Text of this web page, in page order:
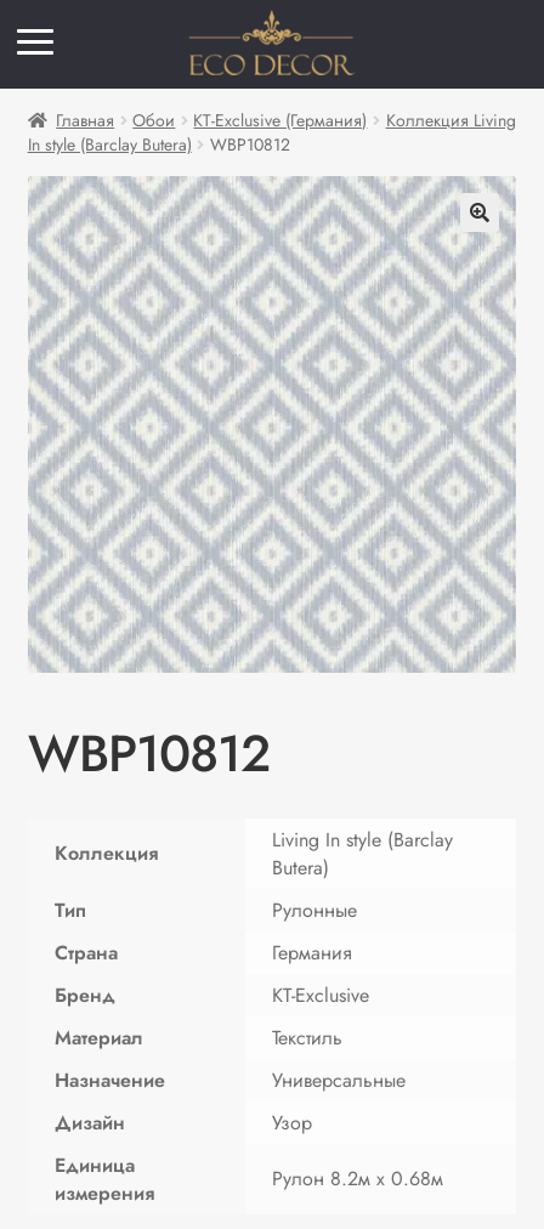
Главная Обои KT-Exclusive (Германия)
Коллекция Living
In style (Barclay Butera)
WBP10812
WBP10812
Коллекция
Living In style (Barclay
Butera)
Тип
Рулонные
Страна
Германия
Бренд
KT-Exclusive
Материал
Текстиль
Назначение
Универсальные
Дизайн
Узор
Единица
измерения
Рулон 8.2м х 0.68м